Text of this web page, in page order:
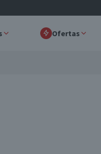
Ofertas